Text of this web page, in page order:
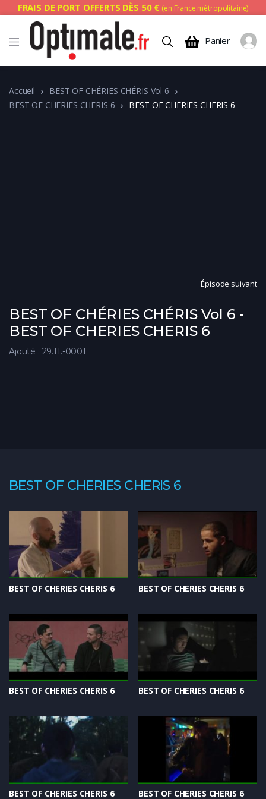
FRAIS DE PORT OFFERTS DÈS 50 € (en France métropolitaine)
Panier
Accueil
BEST OF CHÉRIES CHÉRIS Vol 6
BEST OF CHERIES CHERIS 6
BEST OF CHERIES CHERIS 6
Épisode suivant
BEST OF CHÉRIES CHÉRIS Vol 6 -
BEST OF CHERIES CHERIS 6
Ajouté : 29.11.-0001
BEST OF CHERIES CHERIS 6
BEST OF CHERIES CHERIS 6 BEST OF CHERIES CHERIS 6
BEST OF CHERIES CHERIS 6 BEST OF CHERIES CHERIS 6
BEST OF CHERIES CHERIS 6 BEST OF CHERIES CHERIS 6